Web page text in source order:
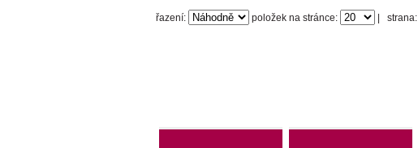
řazení: položek na stránce: strana: